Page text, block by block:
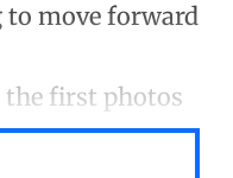
to move forward
first photos